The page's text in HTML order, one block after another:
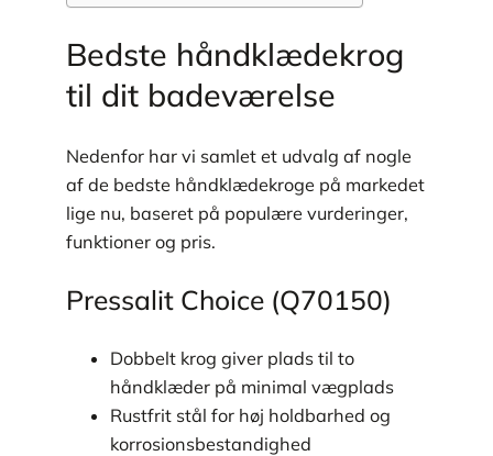
Bedste håndklædekrog
til dit badeværelse
Nedenfor har vi samlet et udvalg af nogle
af de bedste håndklædekroge på markedet
lige nu, baseret på populære vurderinger,
funktioner og pris.
Pressalit Choice (Q70150)
Dobbelt krog giver plads til to
håndklæder på minimal vægplads
Rustfrit stål for høj holdbarhed og
korrosionsbestandighed